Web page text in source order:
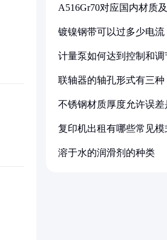
A516Gr70对应国内材质
镀镍钢带可以过多少电流
计量泵如何达到控制和
联轴器的轴孔形式有三种
不锈钢材质厚度允许误差
复印机出租有哪些常见模
溶于水的润滑剂的种类